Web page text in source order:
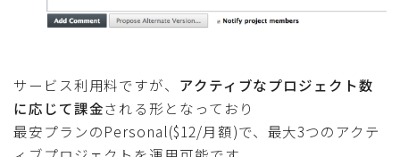
サービス利用料ですが、 アクティブなプロジェクト数
に応じて課金される形となっており
最安プランのPersonal($12/月額)で、最大3つのアクテ